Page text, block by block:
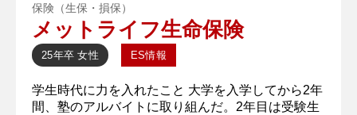
保険（生保・損保）
メットライフ生命保険
25年卒 女性 ES情報
学生時代に力を入れたこと 大学を入学してから2年
間、塾のアルバイトに取り組んだ。2年目は受験生